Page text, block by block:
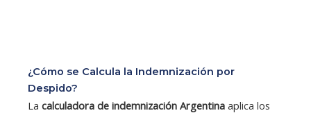
¿Cómo se Calcula la Indemnización por
Despido?
La calculadora de indemnización Argentina aplica los